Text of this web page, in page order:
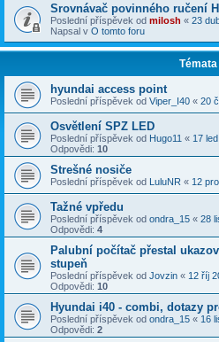
Srovnávač povinného ručení
Poslední příspěvek od milosh « 23
Napsal v O tomto foru
Témata
hyundai access point
Poslední příspěvek od Viper_I40 « 20
Osvětlení SPZ LED
Poslední příspěvek od Hugo11 « 17
Odpovědi: 10
Strešné nosiče
Poslední příspěvek od LuluNR « 12
Tažné vpředu
Poslední příspěvek od ondra_15 « 28
Odpovědi: 4
Palubní počítač přestal
stupeň
Poslední příspěvek od Jovzin « 12 říj
Odpovědi: 10
Hyundai i40 - combi, dotazy
Poslední příspěvek od ondra_15 « 16
Odpovědi: 2